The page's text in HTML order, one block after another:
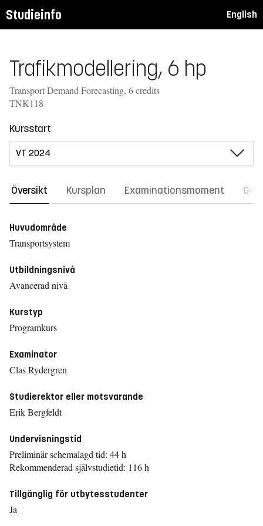
Studieinfo English
Trafikmodellering, 6 hp
Transport Demand Forecasting, 6 credits
TNK118
Kursstart
Översikt Kursplan Examinationsmoment
Huvudområde
Transportsystem
Utbildningsnivå
Avancerad nivå
Kurstyp
Programkurs
Examinator
Clas Rydergren
Studierektor eller motsvarande
Erik Bergfeldt
Undervisningstid
Preliminär schemalagd tid: 44 h
Rekommenderad självstudietid: 116 h
Tillgänglig för utbytesstudenter
Ja